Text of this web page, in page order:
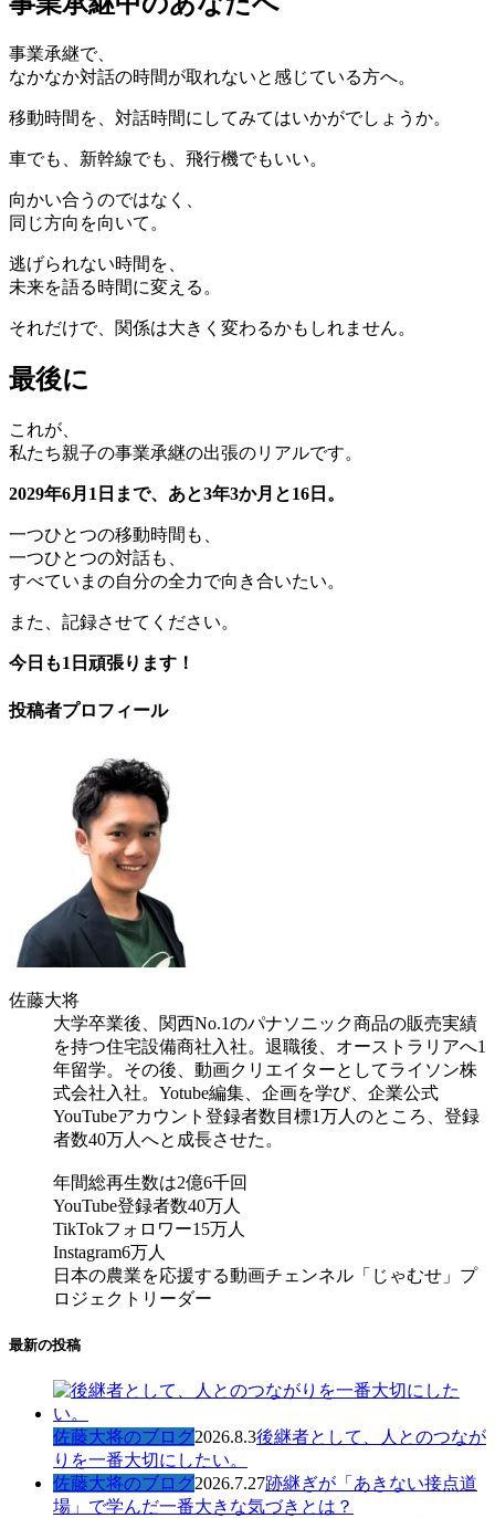
事業承継で、
なかなか対話の時間が取れないと感じている方へ。
移動時間を、対話時間にしてみてはいかがでしょうか。
車でも、新幹線でも、飛行機でもいい。
向かい合うのではなく、
同じ方向を向いて。
逃げられない時間を、
未来を語る時間に変える。
それだけで、関係は大きく変わるかもしれません。
最後に
これが、
私たち親子の事業承継の出張のリアルです。
2029年6月1日まで、あと3年3か月と16日。
一つひとつの移動時間も、
一つひとつの対話も、
すべていまの自分の全力で向き合いたい。
また、記録させてください。
今日も1日頑張ります！
投稿者プロフィール
佐藤大将
大学卒業後、関西No.1のパナソニック商品の販売実績
を持つ住宅設備商社入社。退職後、オーストラリアへ1
年留学。その後、動画クリエイターとしてライソン株
式会社入社。Yotube編集、企画を学び、企業公式
YouTubeアカウント登録者数目標1万人のところ、登録
者数40万人へと成長させた。
年間総再生数は2億6千回
YouTube登録者数40万人
TikTokフォロワー15万人
Instagram6万人
日本の農業を応援する動画チェンネル「じゃむせ」プ
ロジェクトリーダー
最新の投稿
佐藤大将のブログ2026.8.3後継者として、人とのつなが
りを一番大切にしたい。
佐藤大将のブログ2026.7.27跡継ぎが「あきない接点道
場」で学んだ一番大きな気づきとは？